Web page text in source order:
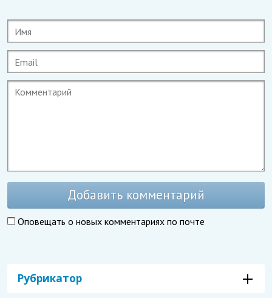
Добавить комментарий
Оповещать о новых комментариях по почте
Рубрикатор